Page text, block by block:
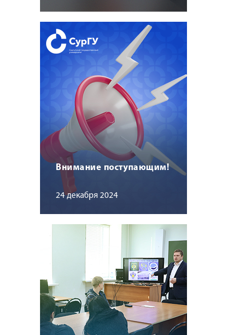
Внимание поступающим!
24 декабря 2024